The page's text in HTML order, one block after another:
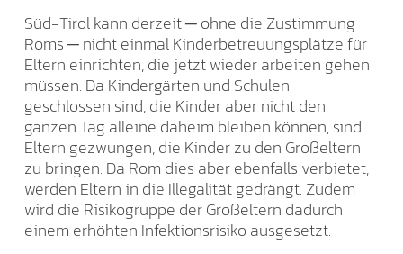
Süd-Tirol kann derzeit ─ ohne die Zustimmung
Roms ─ nicht einmal Kinderbetreuungsplätze für
Eltern einrichten, die jetzt wieder arbeiten gehen
müssen. Da Kindergärten und Schulen
geschlossen sind, die Kinder aber nicht den
ganzen Tag alleine daheim bleiben können, sind
Eltern gezwungen, die Kinder zu den Großeltern
zu bringen. Da Rom dies aber ebenfalls verbietet,
werden Eltern in die Illegalität gedrängt. Zudem
wird die Risikogruppe der Großeltern dadurch
einem erhöhten Infektionsrisiko ausgesetzt.